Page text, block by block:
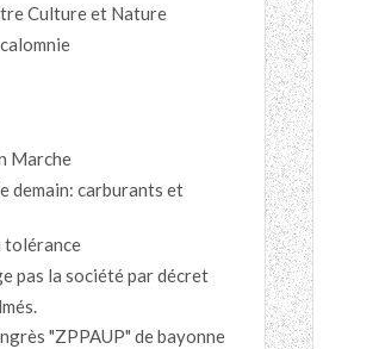
Culture et Nature
Marche
demain: carburants et
tolérance
pas la société par décret
"ZPPAUP" de bayonne